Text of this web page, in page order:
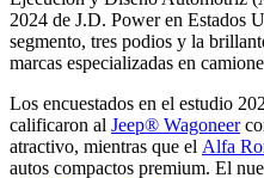
2024 de J.D. Power en Estados
segmento, tres podios y la
marcas especializadas en
Los encuestados en el estudio
calificaron al Jeep® Wagoneer
atractivo, mientras que el Alfa
autos compactos premium. El